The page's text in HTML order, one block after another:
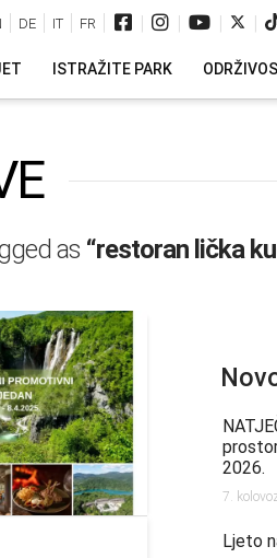
| | | |
DE IT FR
ISTRAŽITE PARK
as “restoran lička
2026.
7.
Ljeto